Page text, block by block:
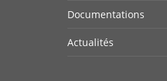
Documentations
Actualités